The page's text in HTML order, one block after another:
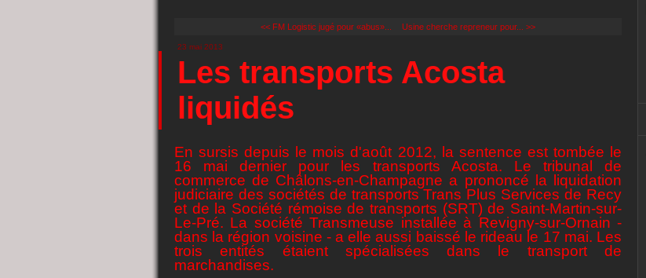
<< FM Logistic jugé pour «abus»... Usine cherche repreneur pour... >>
23 mai 2013
Les transports Acosta
liquidés
En sursis depuis le mois d'août 2012, la sentence est tombée le
16 mai dernier pour les transports Acosta. Le tribunal de
commerce de Châlons-en-Champagne a prononcé la liquidation
judiciaire des sociétés de transports Trans Plus Services de Recy
et de la Société rémoise de transports (SRT) de Saint-Martin-sur-
Le-Pré. La société Transmeuse installée à Revigny-sur-Ornain -
dans la région voisine - a elle aussi baissé le rideau le 17 mai. Les
trois entités étaient spécialisées dans le transport de
marchandises.